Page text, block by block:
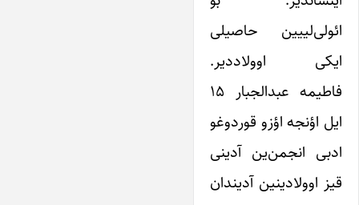
ائولی‌لییین حاصیلی
ایکی اوولاددیر.
فاطیمه عبدالجبار ۱۵
ایل اؤنجه اؤزو قوردوغو
ادبی انجمن‌ین آدینی
قیز اوولادینین آدیندان